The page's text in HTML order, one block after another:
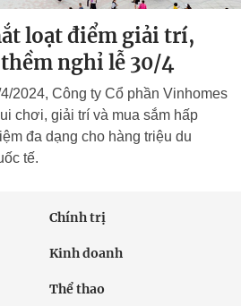
loạt điểm giải trí,
nghỉ lễ 30/4
2024, Công ty Cổ phần Vinhomes
chơi, giải trí và mua sắm hấp
đa dạng cho hàng triệu du
tế.
Chính trị
Kinh doanh
Thể thao